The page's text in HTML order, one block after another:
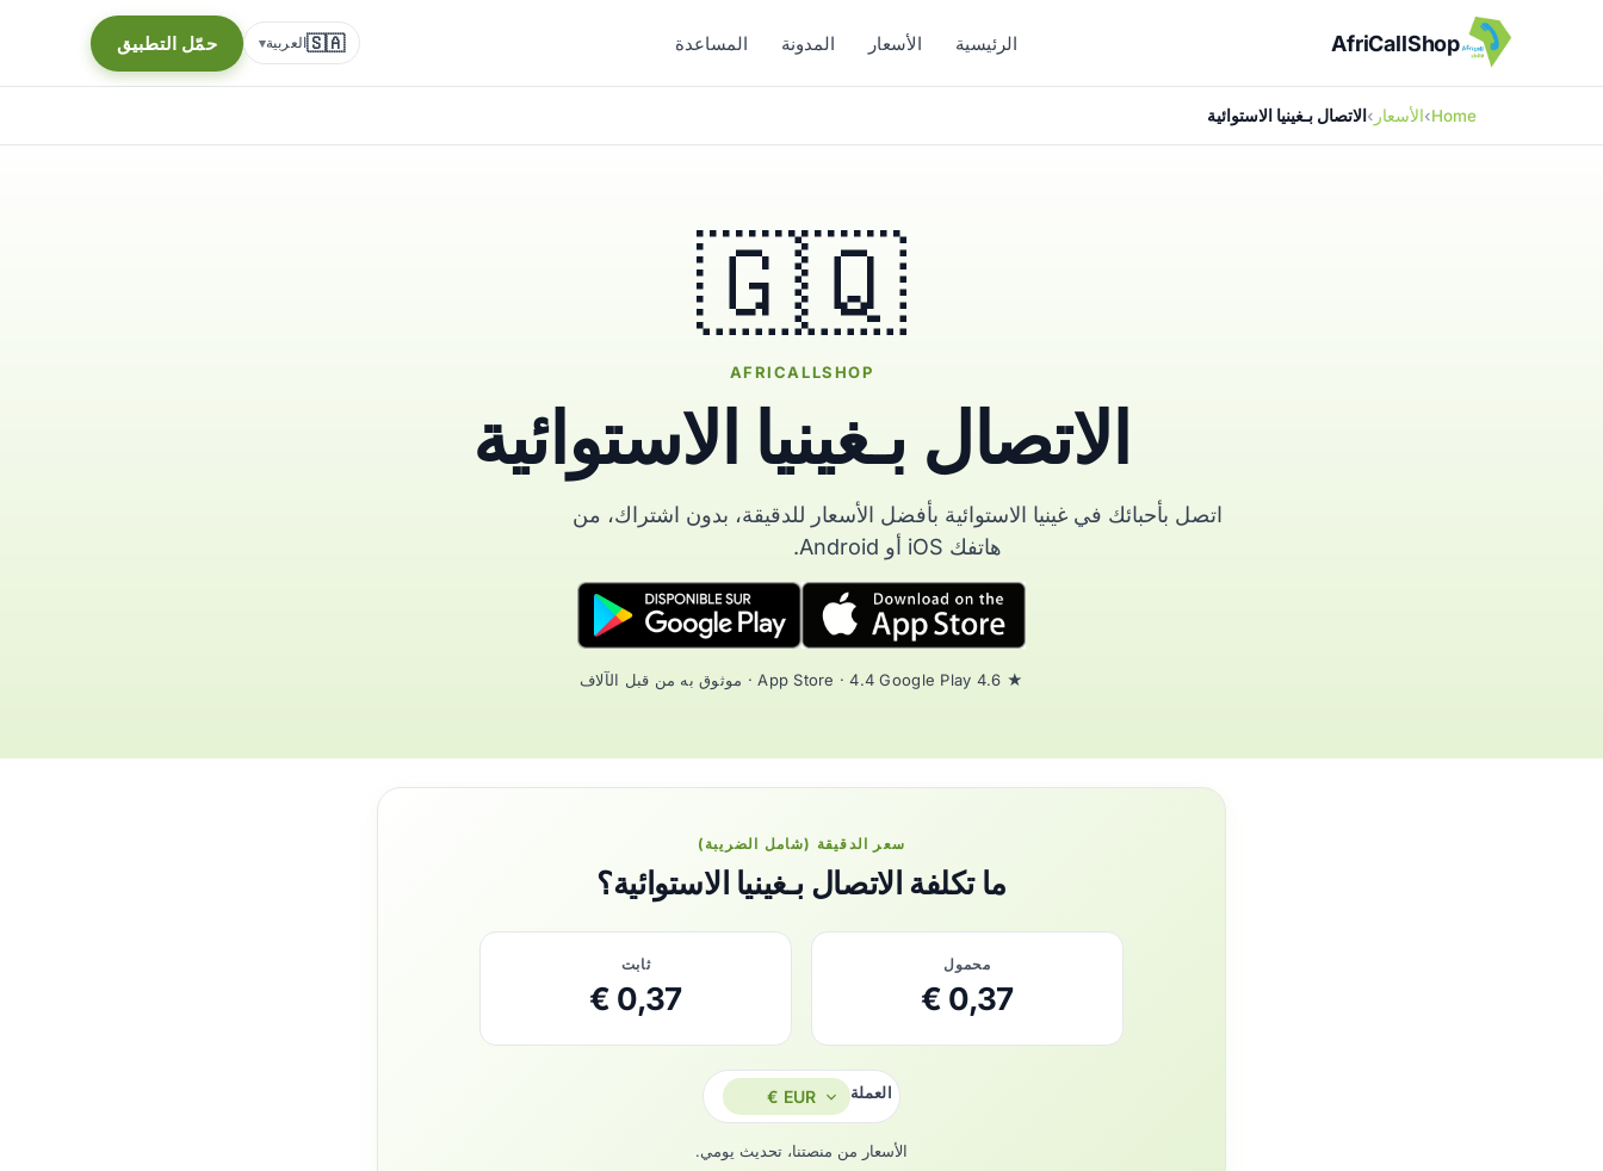
AfriCallShop الرئيسية الأسعار المدونة المساعدة 🇸🇦العربية▾ حمّل التطبيق
Home الأسعار الاتصال بـغينيا الاستوائية
🇬🇶
AFRICALLSHOP
الاتصال بـغينيا الاستوائية
اتصل بأحبائك في غينيا الاستوائية بأفضل الأسعار للدقيقة، بدون اشتراك، من
هاتفك iOS أو Android.
★ 4.6 App Store · 4.4 Google Play · موثوق به من قبل الآلاف
سعر الدقيقة (شامل الضريبة)
ما تكلفة الاتصال بـغينيا الاستوائية؟
محمول
0,37 €
ثابت
0,37 €
العملة
الأسعار من منصتنا، تحديث يومي.